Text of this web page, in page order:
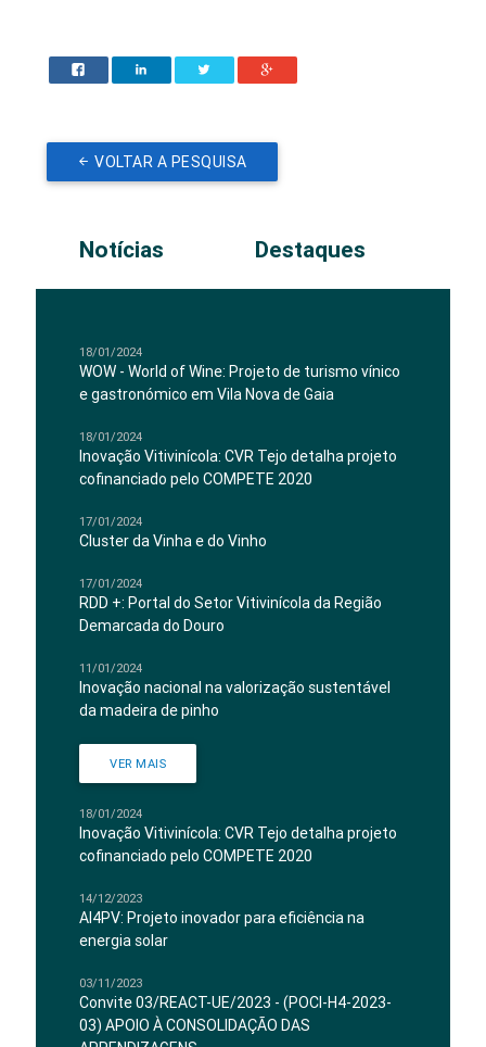
VOLTAR A PESQUISA
Notícias Destaques
18/01/2024
WOW - World of Wine: Projeto de turismo vínico
e gastronómico em Vila Nova de Gaia
18/01/2024
Inovação Vitivinícola: CVR Tejo detalha projeto
cofinanciado pelo COMPETE 2020
17/01/2024
Cluster da Vinha e do Vinho
17/01/2024
RDD +: Portal do Setor Vitivinícola da Região
Demarcada do Douro
11/01/2024
Inovação nacional na valorização sustentável
da madeira de pinho
VER MAIS
18/01/2024
Inovação Vitivinícola: CVR Tejo detalha projeto
cofinanciado pelo COMPETE 2020
14/12/2023
AI4PV: Projeto inovador para eficiência na
energia solar
03/11/2023
Convite 03/REACT-UE/2023 - (POCI-H4-2023-
03) APOIO À CONSOLIDAÇÃO DAS